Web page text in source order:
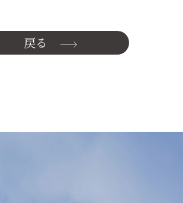
戻る